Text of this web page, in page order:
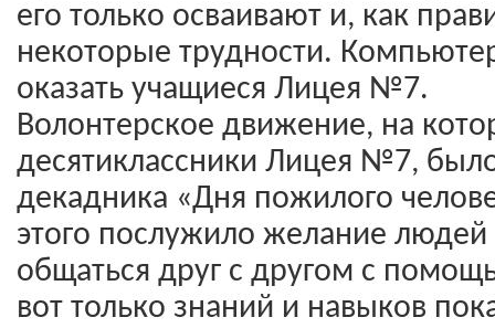
его только осваивают и, как
некоторые трудности.
оказать учащиеся Лицея №7.
Волонтерское движение, на
десятиклассники Лицея №7,
декадника «Дня пожилого
этого послужило желание людей
общаться друг с другом с
вот только знаний и навыков